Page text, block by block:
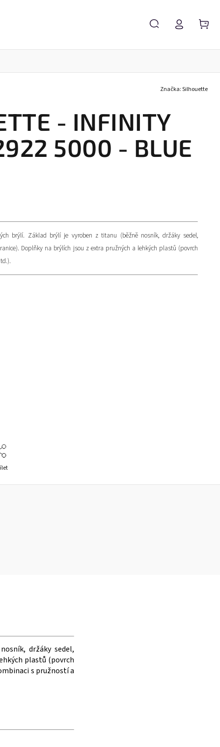
- INFINITY
5000 - BLUE
brýlí. Základ brýlí je vyroben z titanu (běžně nosník, držáky sedel,
Doplňky na brýlích jsou z extra pružných a lehkých plastů (povrch
Značka:Silhouette
držáky sedel,
plastů (povrch
s pružností a